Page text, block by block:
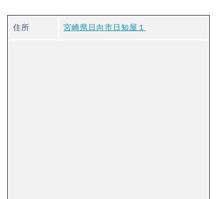
住所 宮崎県日向市日知屋１